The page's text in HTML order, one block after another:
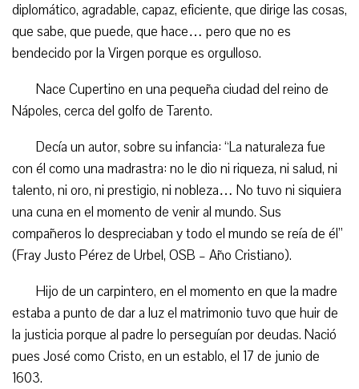
diplomático, agradable, capaz, eficiente, que dirige las cosas,
que sabe, que puede, que hace… pero que no es
bendecido por la Virgen porque es orgulloso.
Nace Cupertino en una pequeña ciudad del reino de
Nápoles, cerca del golfo de Tarento.
Decía un autor, sobre su infancia: “La naturaleza fue
con él como una madrastra: no le dio ni riqueza, ni salud, ni
talento, ni oro, ni prestigio, ni nobleza… No tuvo ni siquiera
una cuna en el momento de venir al mundo. Sus
compañeros lo despreciaban y todo el mundo se reía de él”
(Fray Justo Pérez de Urbel, OSB – Año Cristiano).
Hijo de un carpintero, en el momento en que la madre
estaba a punto de dar a luz el matrimonio tuvo que huir de
la justicia porque al padre lo perseguían por deudas. Nació
pues José como Cristo, en un establo, el 17 de junio de
1603.